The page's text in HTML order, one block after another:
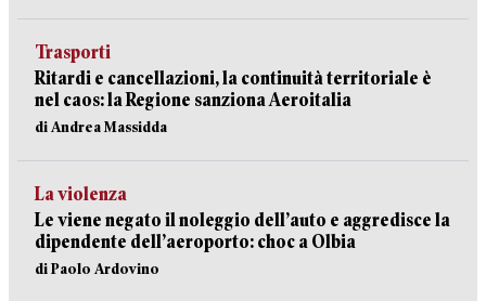
Trasporti
Ritardi e cancellazioni, la continuità territoriale è
nel caos: la Regione sanziona Aeroitalia
di Andrea Massidda
La violenza
Le viene negato il noleggio dell’auto e aggredisce la
dipendente dell’aeroporto: choc a Olbia
di Paolo Ardovino